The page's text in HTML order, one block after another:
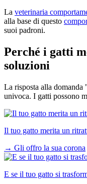
La veterinaria
alla base di questo
suoi padroni.
Perché i gatti
soluzioni
La risposta alla
univoca. I gatti possono
Il tuo gatto merita un
→ Gli offro la sua corona
E se il tuo gatto si